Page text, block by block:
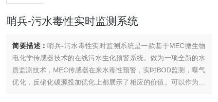
哨兵-污水毒性实时监测系统
简要描述：哨兵-污水毒性实时监测系统是一款基于MEC微生物
电化学传感器技术的在线污水生化预警系统。做为一项全新的水
质监测技术，MEC传感器在来水毒性预警，实时BOD监测，曝气
优化，反硝化碳源投加优化上都展示了相应的价值。可以作为园